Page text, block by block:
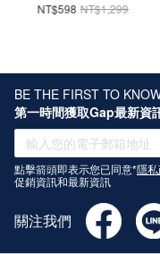
NT$598 NT$1,299
BE THE FIRST TO
第一時間獲取Gap最新資
點擊箭頭即表示您已同意*隱
促銷資訊和最新資訊
關注我們